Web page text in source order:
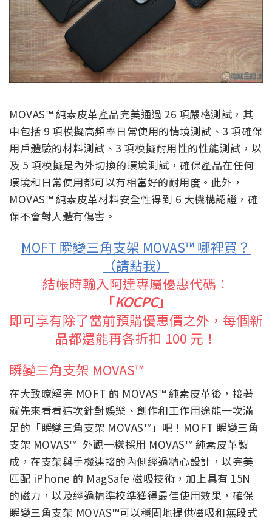
MOVAS™ 純素皮革產品完美通過 26 項嚴格測試，其
中包括 9 項模擬高頻率日常使用的情境測試、3 項確保
用戶體驗的材料測試、3 項模擬耐用性的性能測試，以
及 5 項模擬是內外切換的環境測試，確保產品在任何
環境和日常使用都可以有相當好的耐用度。此外，
MOVAS™ 純素皮革材料安全性得到 6 大機構認證，確
保不會對人體有傷害。
MOFT 瞬變三角支架 MOVAS™ 哪裡買？
（請點我）
結帳時輸入阿達專屬優惠代碼：
「KOCPC」
即可享有除了當前預購優惠價之外，每個新
品都還能再各折扣 100 元！
瞬變三角支架 MOVAS™
在大致暸解完 MOFT 的 MOVAS™ 純素皮革後，接著
就先來看看這次針對娛樂、創作和工作用途能一次滿
足的「瞬變三角支架 MOVAS™」吧！MOFT 瞬變三角
支架 MOVAS™ 外觀一樣採用 MOVAS™ 純素皮革製
成，在支架與手機連接的內側經過精心設計，以完美
匹配 iPhone 的 MagSafe 磁吸技術，加上具有 15N
的磁力，以及經過精準校準獲得最佳使用效果，確保
瞬變三角支架 MOVAS™可以穩固地提供磁吸和無段式